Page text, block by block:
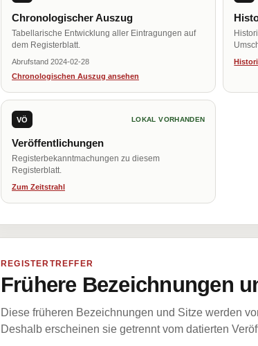
Chronologischer Auszug
Tabellarische Entwicklung aller Eintragungen auf
dem Registerblatt.
Abrufstand 2024-02-28
Chronologischen Auszug ansehen
VÖ LOKAL VORHANDEN
Veröffentlichungen
Registerbekanntmachungen zu diesem
Registerblatt.
Zum Zeitstrahl
REGISTERTREFFER
Frühere Bezeichnungen
Diese früheren Bezeichnungen und Sitze werden
Deshalb erscheinen sie getrennt vom datierten